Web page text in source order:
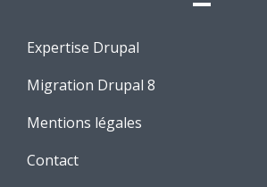
Expertise Drupal
Migration Drupal 8
Mentions légales
Contact